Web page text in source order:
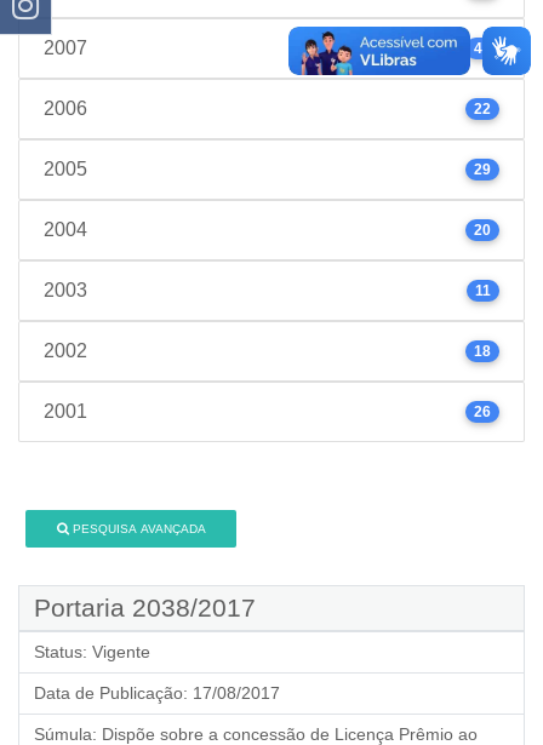
2007 44
2006 22
2005 29
2004 20
2003 11
2002 18
2001 26
PESQUISA AVANÇADA
Portaria 2038/2017
Status: Vigente
Data de Publicação: 17/08/2017
Súmula: Dispõe sobre a concessão de Licença Prêmio ao